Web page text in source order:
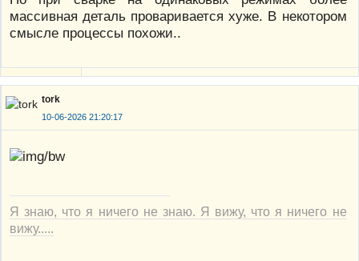
массивная деталь проваривается хуже. В некотором
смысле процессы похожи..
tork
10-06-2026 21:20:17
Я знаю, что я ничего не знаю. Я вижу, что я ничего не
вижу.....